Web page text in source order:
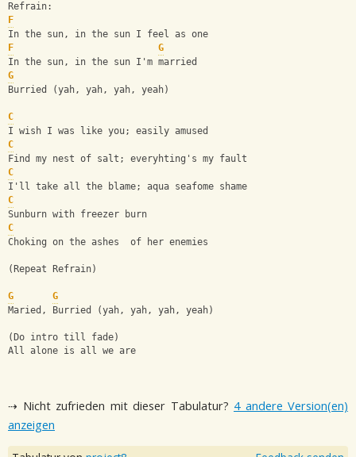
Refrain:
F
In the sun, in the sun I feel as one
F
G
In the sun, in the sun I'm married
G
Burried (yah, yah, yah, yeah)
C
I wish I was like you; easily amused
C
Find my nest of salt; everyhting's my fault
C
I'll take all the blame; aqua seafome shame
C
Sunburn with freezer burn
C
Choking on the ashes  of her enemies
(Repeat Refrain)
G
G
Maried, Burried (yah, yah, yah, yeah)
(Do intro till fade)
All alone is all we are
⇢ Nicht zufrieden mit dieser Tabulatur? 4 andere Version(en)
anzeigen